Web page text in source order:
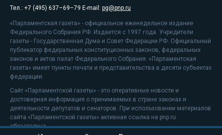
Тел.: +7 (495) 637–69–79 E-mail: pg@pnp.ru
«Парламентская газета» - официальное еженедельное издание
Федерального Собрания РФ. Издается с 1997 года. Учредители
газеты - Государственная Дума и Совет Федерации РФ. Официальный
публикатор федеральных конституционных законов, федеральных
законов и актов палат Федерального Собрания. «Парламентская
газета» имеет пункты печати и представительства в десяти субъектах
федерации.
Сайт «Парламентской газеты» - это оперативные новости и
достоверная информация о принимаемых в стране законах и
деятельности депутатов и сенаторов. При использовании материалов
сайта «Парламентской газеты» активная ссылка на pnp.ru
обязательна.